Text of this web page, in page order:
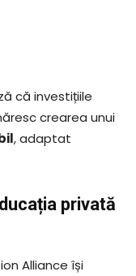
că investițiile
crearea unui
, adaptat
privată
Alliance își